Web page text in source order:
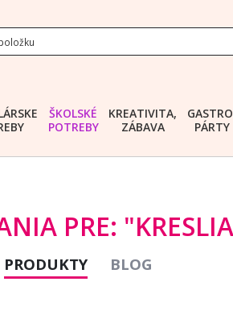
ŠKOLSKÉ
POTREBY
KREATIVITA,
ZÁBAVA
PÁRTY
PRE:
PRODUKTY BLOG